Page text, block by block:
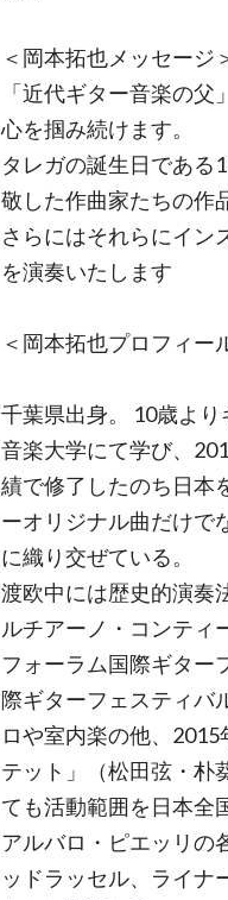
＜岡本拓也メッセージ
「近代ギター音楽の
心を掴み続けます。
タレガの誕生日である
敬した作曲家たちの作
さらにはそれらにイン
を演奏いたします
＜岡本拓也プロフィー
千葉県出身。 10歳よ
音楽大学にて学び、
績で修了したのち日本
ーオリジナル曲だけで
に織り交ぜている。
渡欧中には歴史的演奏
ルチアーノ・コンティ
フォーラム国際ギター
際ギターフェスティバ
ロや室内楽の他、
テット」（松田弦・朴
ても活動範囲を日本全
アルバロ・ピエッリの
ッドラッセル、ライナ